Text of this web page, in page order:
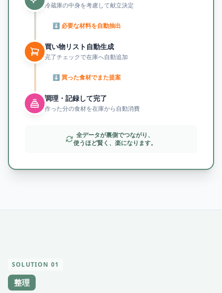
冷蔵庫の中身を考慮して献立決定
⬇︎ 必要な材料を自動抽出
買い物リスト自動生成
完了チェックで在庫へ自動追加
⬇︎ 買った食材でまた提案
調理・記録して完了
作った分の食材を在庫から自動消費
全データが裏側でつながり、
使うほど賢く、楽になります。
SOLUTION 01
整理